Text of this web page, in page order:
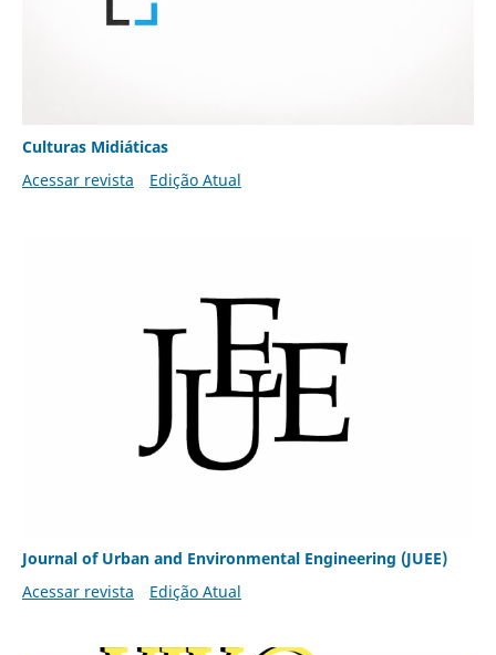
Culturas Midiáticas
Acessar revista
Edição Atual
Journal of Urban and Environmental Engineering (JUEE)
Acessar revista
Edição Atual